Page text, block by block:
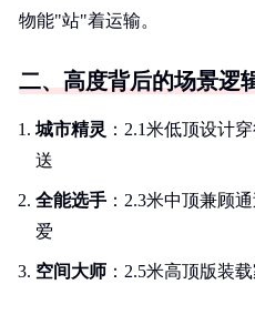
物能"站"着运输。
二、高度背后的场景逻
城市精灵 ：2.1米低顶设计
送
全能选手 ：2.3米中顶兼顾
爱
空间大师 ：2.5米高顶版装